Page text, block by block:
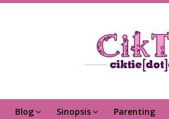
Blog Sinopsis Parenting